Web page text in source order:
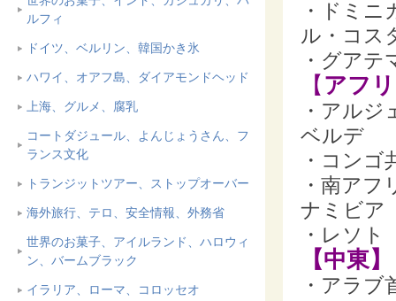
ルフィ
ドイツ、ベルリン、韓国かき氷
ハワイ、オアフ島、ダイアモンドヘッド
上海、グルメ、腐乳
コートダジュール、よんじょうさん、フ
ランス文化
トランジットツアー、ストップオーバー
海外旅行、テロ、安全情報、外務省
世界のお菓子、アイルランド、ハロウィ
ン、バームブラック
イラリア、ローマ、コロッセオ
・ドミ
ル・コス
・グア
【 アフ
・アル
ベルデ
・コン
・南ア
ナミビア
・レソト
【中東】
・アラ